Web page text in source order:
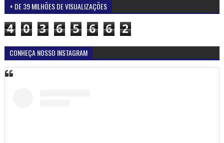
+ DE 39 MILHÕES DE VISUALIZAÇÕES
4 0 3 6 5 6 6 2
CONHEÇA NOSSO INSTAGRAM